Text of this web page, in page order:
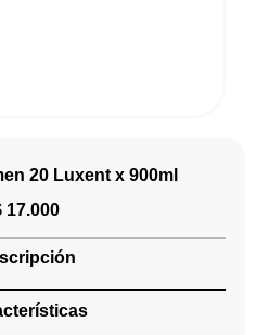
20 Luxent x 900ml
17.000